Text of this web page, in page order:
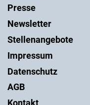
Presse
Newsletter
Stellenangebote
Impressum
Datenschutz
AGB
Kontakt